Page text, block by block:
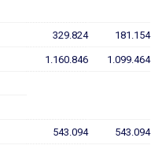
329.824 181.154
1.160.846 1.099.464
543.094 543.094